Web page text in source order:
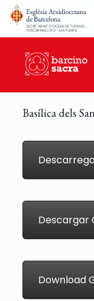
Basílica dels
Descargar
Download